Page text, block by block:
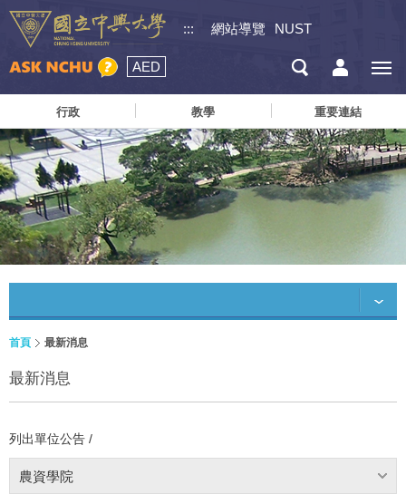
::: 網站導覽 NUST
AED
行政 教學 重要連結
首頁 最新消息
最新消息
列出單位公告 /
農資學院